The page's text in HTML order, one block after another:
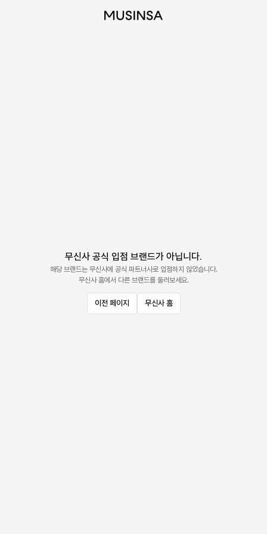
무신사 공식 입점 브랜드가 아닙니다.
해당 브랜드는 무신사에 공식 파트너사로 입점하지 않았습니다.
무신사 홈에서 다른 브랜드를 둘러보세요.
이전 페이지 무신사 홈